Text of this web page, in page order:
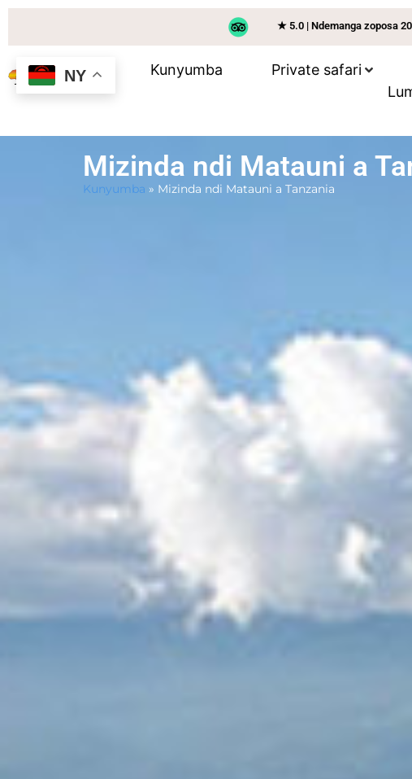
★ 5.0 | Ndemanga zoposa
Kunyumba Private safari
Mizinda ndi Matauni a
Kunyumba » Mizinda ndi Matauni a Tanzania
NY